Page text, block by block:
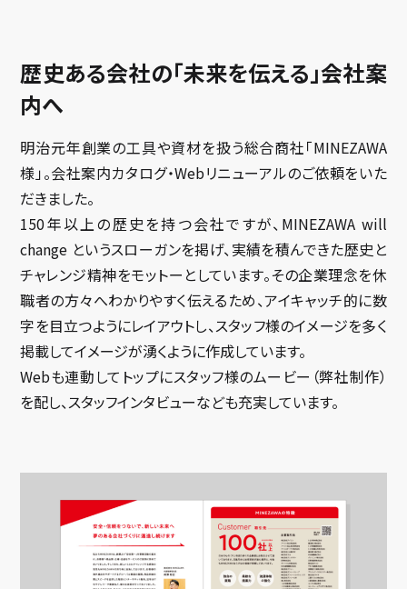
歴史ある会社の「未来を伝える」会社案
内へ
明治元年創業の工具や資材を扱う総合商社「MINEZAWA
様」。会社案内カタログ・Webリニューアルのご依頼をいた
だきました。
150年以上の歴史を持つ会社ですが、MINEZAWA will
change というスローガンを掲げ、実績を積んできた歴史と
チャレンジ精神をモットーとしています。その企業理念を休
職者の方々へわかりやすく伝えるため、アイキャッチ的に数
字を目立つようにレイアウトし、スタッフ様のイメージを多く
掲載してイメージが湧くように作成しています。
Webも連動してトップにスタッフ様のムービー（弊社制作）
を配し、スタッフインタビューなども充実しています。